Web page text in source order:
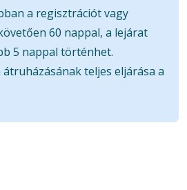
a regisztrációt vagy
60 nappal, a lejárat
5 nappal történhet.
teljes eljárása a